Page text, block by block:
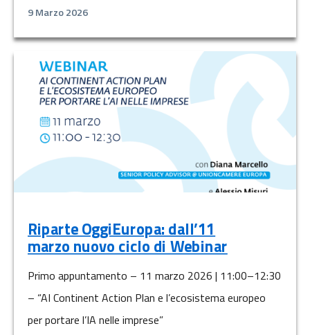
9 Marzo 2026
Riparte OggiEuropa: dall’11
marzo nuovo ciclo di Webinar
Primo appuntamento – 11 marzo 2026 | 11:00–12:30
– “AI Continent Action Plan e l’ecosistema europeo
per portare l’IA nelle imprese”